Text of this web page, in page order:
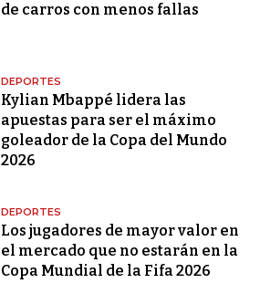
de carros con menos fallas
DEPORTES
Kylian Mbappé lidera las
apuestas para ser el máximo
goleador de la Copa del Mundo
2026
DEPORTES
Los jugadores de mayor valor en
el mercado que no estarán en la
Copa Mundial de la Fifa 2026